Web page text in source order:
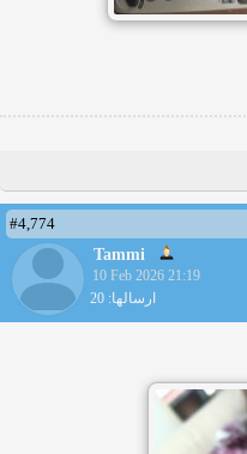
#4,774
Tammi
10 Feb 2026 21:19
ارسالها: 20